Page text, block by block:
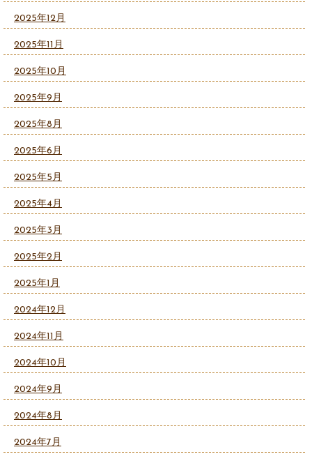
2025年12月
2025年11月
2025年10月
2025年9月
2025年8月
2025年6月
2025年5月
2025年4月
2025年3月
2025年2月
2025年1月
2024年12月
2024年11月
2024年10月
2024年9月
2024年8月
2024年7月